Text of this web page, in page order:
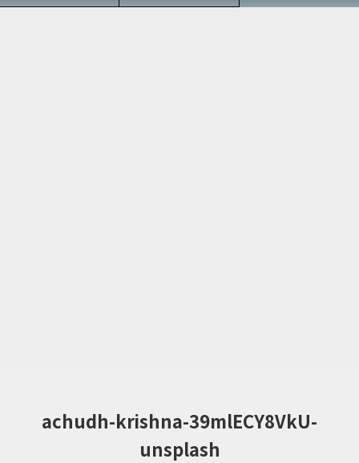
achudh-krishna-39mlECY8VkU-
unsplash